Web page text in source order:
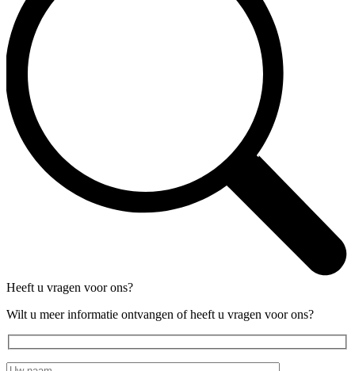
Heeft u vragen voor ons?
Wilt u meer informatie ontvangen of heeft u vragen voor ons?